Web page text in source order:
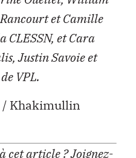
et Camille
CLESSN, et Cara
Justin Savoie et
VPL.
/ Khakimullin
cet article ?Joignez-